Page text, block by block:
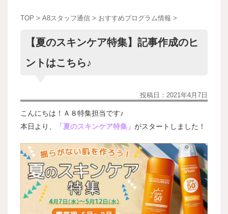
TOP > A8スタッフ通信 > おすすめプログラム情報 >
【夏のスキンケア特集】記事作成のヒ
ントはこちら♪
投稿日： 2021年4月7日
こんにちは！Ａ８特集担当です♪
本日より、
「夏のスキンケア特集」 がスタートしました！